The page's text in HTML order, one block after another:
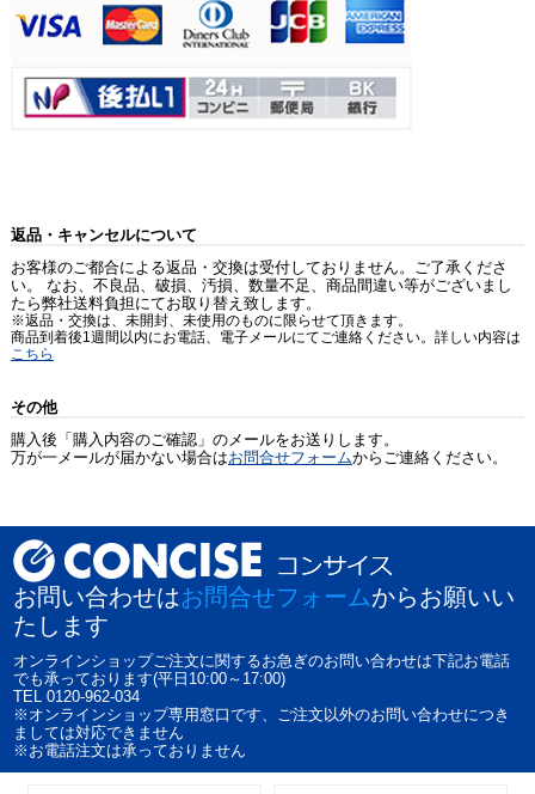
返品・キャンセルについて
お客様のご都合による返品・交換は受付しておりません。ご了承くださ
い。 なお、不良品、破損、汚損、数量不足、商品間違い等がございまし
たら弊社送料負担にてお取り替え致します。
※返品・交換は、未開封、未使用のものに限らせて頂きます。
商品到着後1週間以内にお電話、電子メールにてご連絡ください。詳しい内容は
こちら
その他
購入後「購入内容のご確認」のメールをお送りします。
万が一メールが届かない場合はお問合せフォームからご連絡ください。
お問い合わせはお問合せフォームからお願いい
たします
オンラインショップご注文に関するお急ぎのお問い合わせは下記お電話
でも承っております(平日10:00～17:00)
TEL 0120-962-034
※オンラインショップ専用窓口です、ご注文以外のお問い合わせにつき
ましては対応できません
※お電話注文は承っておりません